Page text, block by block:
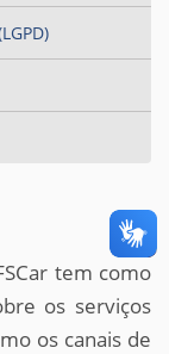
tem como
os serviços
os canais de